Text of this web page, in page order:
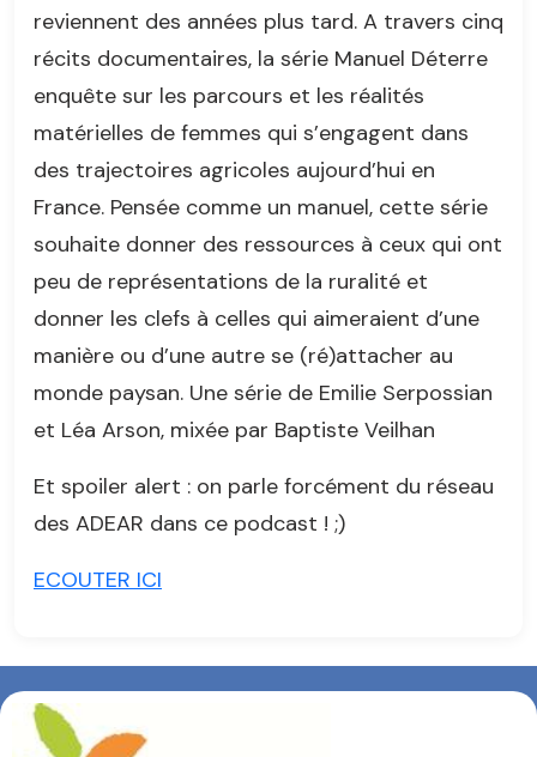
reviennent des années plus tard. A travers cinq
récits documentaires, la série Manuel Déterre
enquête sur les parcours et les réalités
matérielles de femmes qui s’engagent dans
des trajectoires agricoles aujourd’hui en
France. Pensée comme un manuel, cette série
souhaite donner des ressources à ceux qui ont
peu de représentations de la ruralité et
donner les clefs à celles qui aimeraient d’une
manière ou d’une autre se (ré)attacher au
monde paysan. Une série de Emilie Serpossian
et Léa Arson, mixée par Baptiste Veilhan
Et spoiler alert : on parle forcément du réseau
des ADEAR dans ce podcast ! ;)
ECOUTER ICI